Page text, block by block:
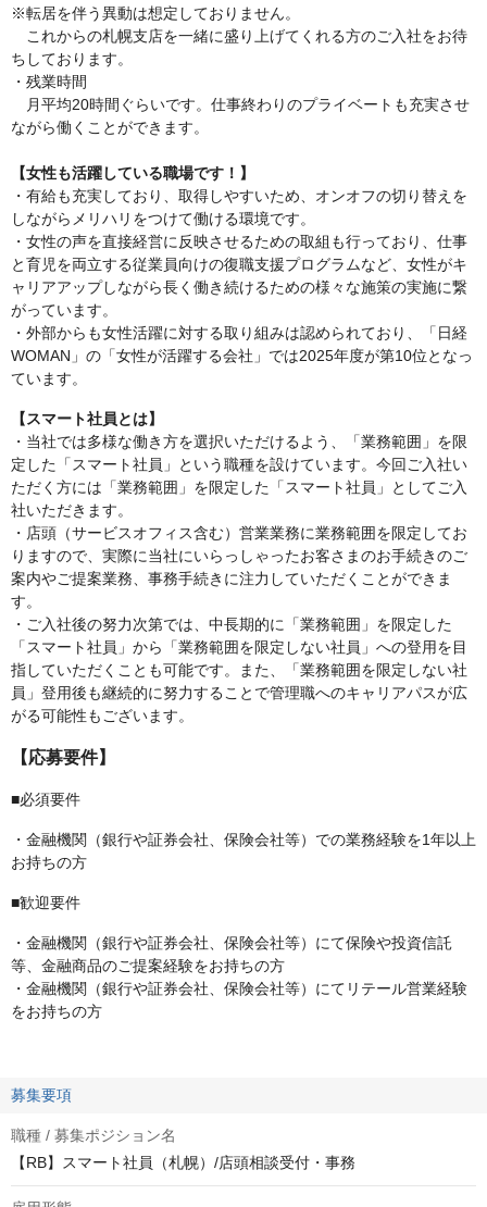
※転居を伴う異動は想定しておりません。
これからの札幌支店を一緒に盛り上げてくれる方のご入社をお待
ちしております。
・残業時間
月平均20時間ぐらいです。仕事終わりのプライベートも充実させ
ながら働くことができます。
【女性も活躍している職場です！】
・有給も充実しており、取得しやすいため、オンオフの切り替えを
しながらメリハリをつけて働ける環境です。
・女性の声を直接経営に反映させるための取組も行っており、仕事
と育児を両立する従業員向けの復職支援プログラムなど、女性がキ
ャリアアップしながら長く働き続けるための様々な施策の実施に繋
がっています。
・外部からも女性活躍に対する取り組みは認められており、「日経
WOMAN」の「女性が活躍する会社」では2025年度が第10位となっ
ています。
【スマート社員とは】
・当社では多様な働き方を選択いただけるよう、「業務範囲」を限
定した「スマート社員」という職種を設けています。今回ご入社い
ただく方には「業務範囲」を限定した「スマート社員」としてご入
社いただきます。
・店頭（サービスオフィス含む）営業業務に業務範囲を限定してお
りますので、実際に当社にいらっしゃったお客さまのお手続きのご
案内やご提案業務、事務手続きに注力していただくことができま
す。
・ご入社後の努力次第では、中長期的に「業務範囲」を限定した
「スマート社員」から「業務範囲を限定しない社員」への登用を目
指していただくことも可能です。また、「業務範囲を限定しない社
員」登用後も継続的に努力することで管理職へのキャリアパスが広
がる可能性もございます。
【応募要件】
■必須要件
・金融機関（銀行や証券会社、保険会社等）での業務経験を1年以上
お持ちの方
■歓迎要件
・金融機関（銀行や証券会社、保険会社等）にて保険や投資信託
等、金融商品のご提案経験をお持ちの方
・金融機関（銀行や証券会社、保険会社等）にてリテール営業経験
をお持ちの方
募集要項
職種 / 募集ポジション名
【RB】スマート社員（札幌）/店頭相談受付・事務